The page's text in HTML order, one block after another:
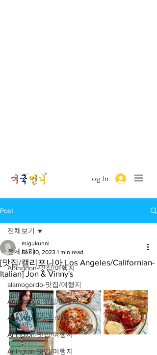
Log In
Post
전체보기
Abingdon-맛집/여행지
alamogordo-맛집/여행지
Anchorage-맛집/여행지
Ann Arbor-맛집/여행지
Arlington-맛집/여행지
Arlington-맛집/여행지
전체보기
[맛집/캘리포니아 Los Angeles/Californian-
Italian] Jon & Vinny's
migukunni
Feb 10, 2023 1 min read